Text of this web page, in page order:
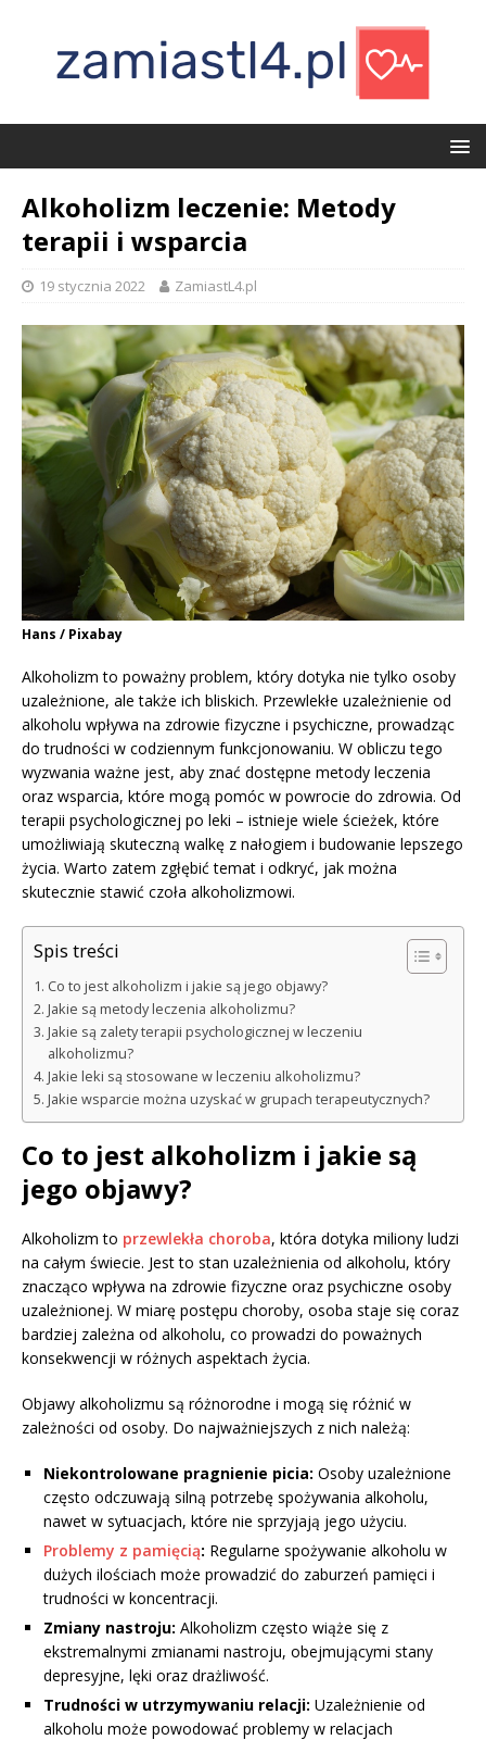
Alkoholizm leczenie: Metody
terapii i wsparcia
19 stycznia 2022 ZamiastL4.pl
Hans / Pixabay
Alkoholizm to poważny problem, który dotyka nie tylko osoby
uzależnione, ale także ich bliskich. Przewlekłe uzależnienie od
alkoholu wpływa na zdrowie fizyczne i psychiczne, prowadząc
do trudności w codziennym funkcjonowaniu. W obliczu tego
wyzwania ważne jest, aby znać dostępne metody leczenia
oraz wsparcia, które mogą pomóc w powrocie do zdrowia. Od
terapii psychologicznej po leki – istnieje wiele ścieżek, które
umożliwiają skuteczną walkę z nałogiem i budowanie lepszego
życia. Warto zatem zgłębić temat i odkryć, jak można
skutecznie stawić czoła alkoholizmowi.
Spis treści
Co to jest alkoholizm i jakie są jego objawy?
Jakie są metody leczenia alkoholizmu?
Jakie są zalety terapii psychologicznej w leczeniu
alkoholizmu?
Jakie leki są stosowane w leczeniu alkoholizmu?
Jakie wsparcie można uzyskać w grupach terapeutycznych?
Co to jest alkoholizm i jakie są
jego objawy?
Alkoholizm to przewlekła choroba, która dotyka miliony ludzi
na całym świecie. Jest to stan uzależnienia od alkoholu, który
znacząco wpływa na zdrowie fizyczne oraz psychiczne osoby
uzależnionej. W miarę postępu choroby, osoba staje się coraz
bardziej zależna od alkoholu, co prowadzi do poważnych
konsekwencji w różnych aspektach życia.
Objawy alkoholizmu są różnorodne i mogą się różnić w
zależności od osoby. Do najważniejszych z nich należą:
Niekontrolowane pragnienie picia: Osoby uzależnione
często odczuwają silną potrzebę spożywania alkoholu,
nawet w sytuacjach, które nie sprzyjają jego użyciu.
Problemy z pamięcią: Regularne spożywanie alkoholu w
dużych ilościach może prowadzić do zaburzeń pamięci i
trudności w koncentracji.
Zmiany nastroju: Alkoholizm często wiąże się z
ekstremalnymi zmianami nastroju, obejmującymi stany
depresyjne, lęki oraz drażliwość.
Trudności w utrzymywaniu relacji: Uzależnienie od
alkoholu może powodować problemy w relacjach